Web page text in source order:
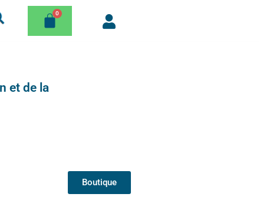
et de la
Boutique